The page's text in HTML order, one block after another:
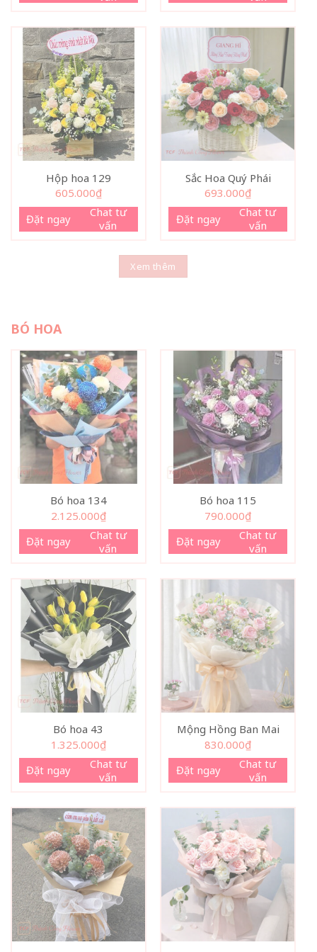
Hộp hoa 129
605.000₫
Đặt ngay
Chat tư
vấn
Sắc Hoa Quý Phái
693.000₫
Đặt ngay
Chat tư
vấn
Xem thêm
BÓ HOA
Bó hoa 134
2.125.000₫
Đặt ngay
Chat tư
vấn
Bó hoa 115
790.000₫
Đặt ngay
Chat tư
vấn
Bó hoa 43
1.325.000₫
Đặt ngay
Chat tư
vấn
Mộng Hồng Ban Mai
830.000₫
Đặt ngay
Chat tư
vấn